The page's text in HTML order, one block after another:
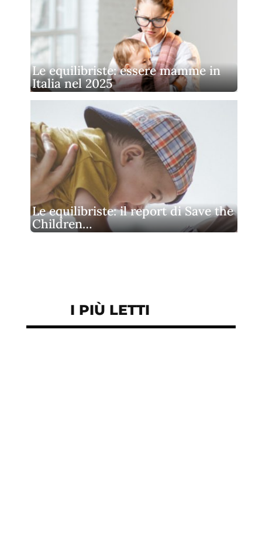
Le equilibriste: essere mamme in
Italia nel 2025
Le equilibriste: il report di Save the
Children…
I PIÙ LETTI